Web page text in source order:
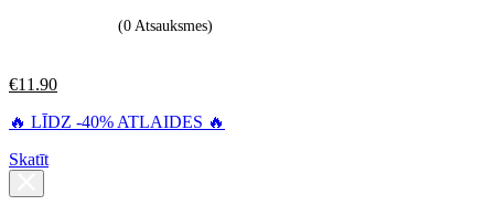
(0 Atsauksmes)
€11.90
🔥 LĪDZ -40% ATLAIDES 🔥
Skatīt